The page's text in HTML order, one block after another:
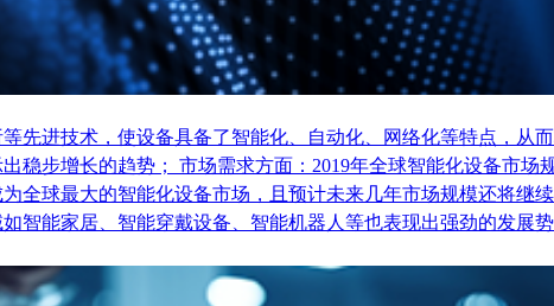
先进技术，使设备具备了智能化、自动化、网络化等特点，从
稳步增长的趋势； 市场需求方面：2019年全球智能化设备市场
全球最大的智能化设备市场，且预计未来几年市场规模还将继
智能家居、智能穿戴设备、智能机器人等也表现出强劲的发展